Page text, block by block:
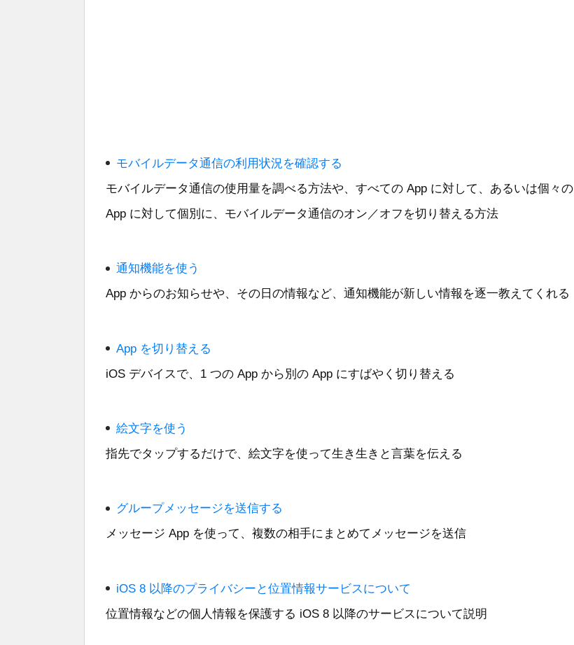
モバイルデータ通信の利用状況を確認する
モバイルデータ通信の使用量を調べる方法や、すべての App に対して、あるいは個々の
App に対して個別に、モバイルデータ通信のオン／オフを切り替える方法
通知機能を使う
App からのお知らせや、その日の情報など、通知機能が新しい情報を逐一教えてくれる
App を切り替える
iOS デバイスで、1 つの App から別の App にすばやく切り替える
絵文字を使う
指先でタップするだけで、絵文字を使って生き生きと言葉を伝える
グループメッセージを送信する
メッセージ App を使って、複数の相手にまとめてメッセージを送信
iOS 8 以降のプライバシーと位置情報サービスについて
位置情報などの個人情報を保護する iOS 8 以降のサービスについて説明